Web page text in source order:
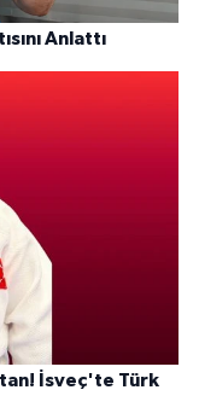
Anlattı
İsveç'te Türk